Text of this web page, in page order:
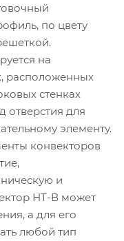
по цвету
на
расположенных
стенках
отверстия для
элементу.
конвекторов
и
НТ-В может
а для его
любой тип